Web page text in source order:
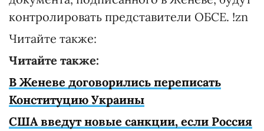
контролировать представители ОБСЕ. !zn
Читайте также:
Читайте также:
В Женеве договорились переписать
Конституцию Украины
США введут новые санкции, если Россия